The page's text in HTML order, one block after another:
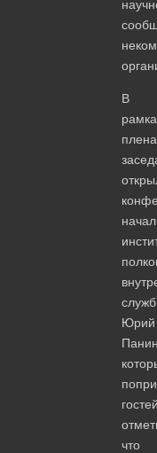
В
Юрий
что